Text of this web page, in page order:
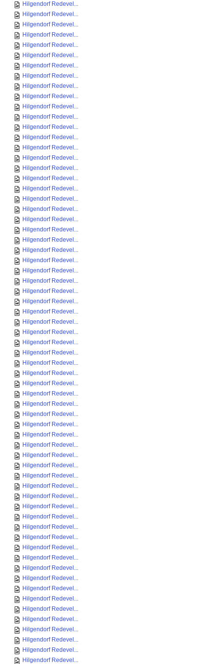
Hilgendorf Redevel...
Hilgendorf Redevel...
Hilgendorf Redevel...
Hilgendorf Redevel...
Hilgendorf Redevel...
Hilgendorf Redevel...
Hilgendorf Redevel...
Hilgendorf Redevel...
Hilgendorf Redevel...
Hilgendorf Redevel...
Hilgendorf Redevel...
Hilgendorf Redevel...
Hilgendorf Redevel...
Hilgendorf Redevel...
Hilgendorf Redevel...
Hilgendorf Redevel...
Hilgendorf Redevel...
Hilgendorf Redevel...
Hilgendorf Redevel...
Hilgendorf Redevel...
Hilgendorf Redevel...
Hilgendorf Redevel...
Hilgendorf Redevel...
Hilgendorf Redevel...
Hilgendorf Redevel...
Hilgendorf Redevel...
Hilgendorf Redevel...
Hilgendorf Redevel...
Hilgendorf Redevel...
Hilgendorf Redevel...
Hilgendorf Redevel...
Hilgendorf Redevel...
Hilgendorf Redevel...
Hilgendorf Redevel...
Hilgendorf Redevel...
Hilgendorf Redevel...
Hilgendorf Redevel...
Hilgendorf Redevel...
Hilgendorf Redevel...
Hilgendorf Redevel...
Hilgendorf Redevel...
Hilgendorf Redevel...
Hilgendorf Redevel...
Hilgendorf Redevel...
Hilgendorf Redevel...
Hilgendorf Redevel...
Hilgendorf Redevel...
Hilgendorf Redevel...
Hilgendorf Redevel...
Hilgendorf Redevel...
Hilgendorf Redevel...
Hilgendorf Redevel...
Hilgendorf Redevel...
Hilgendorf Redevel...
Hilgendorf Redevel...
Hilgendorf Redevel...
Hilgendorf Redevel...
Hilgendorf Redevel...
Hilgendorf Redevel...
Hilgendorf Redevel...
Hilgendorf Redevel...
Hilgendorf Redevel...
Hilgendorf Redevel...
Hilgendorf Redevel...
Hilgendorf Redevel...